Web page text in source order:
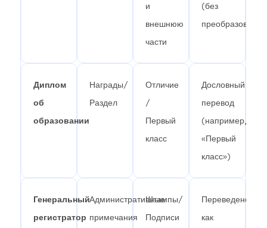
и
внешнюю
части
(без
Диплом
об
образовании
Награды/
Раздел
Отличие
/
Первый
класс
Дословный
перевод
(например,
«Первый
класс»)
Генеральный
регистратор
Административные
примечания
Штампы/
Подписи
Переведено
как